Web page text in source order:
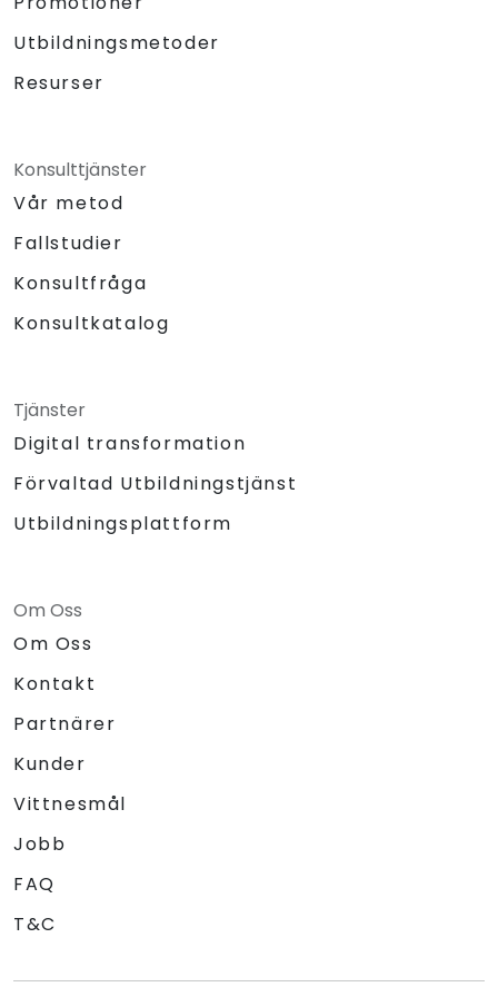
Utbildningsmetoder
Resurser
Konsulttjänster
Vår metod
Fallstudier
Konsultfråga
Konsultkatalog
Tjänster
Digital transformation
Förvaltad Utbildningstjänst
Utbildningsplattform
Om Oss
Om Oss
Kontakt
Partnärer
Kunder
Vittnesmål
Jobb
FAQ
T&C